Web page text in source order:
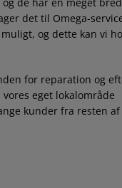
det til Omega-
og dette kan vi
for reparation og
eget lokalområde
kunder fra resten af